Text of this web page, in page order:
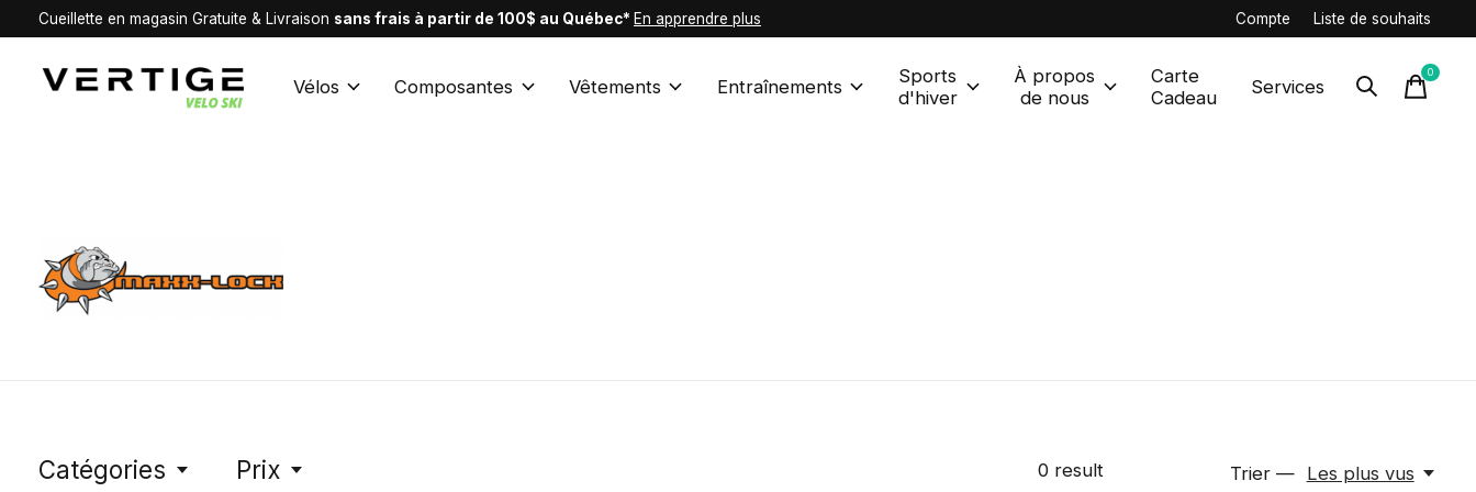
Cueillette en magasin Gratuite & Livraison sans frais à partir de 100$ au Québec* En apprendre plus Compte Liste de souhaits
Vélos Composantes Vêtements Entraînements
Sports
d'hiver
À propos
de nous
Carte
Cadeau
Services
0items
MAXX-LOCK
Catégories Prix 0result Trier — Les plus vus